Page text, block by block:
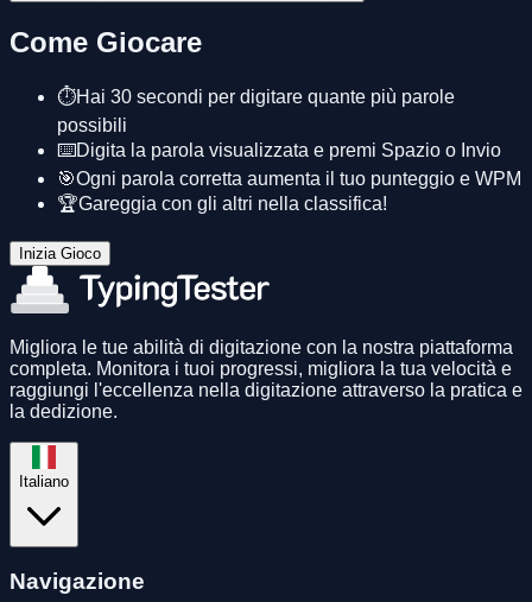
Come Giocare
⏱️Hai 30 secondi per digitare quante più parole
possibili
⌨️Digita la parola visualizzata e premi Spazio o Invio
🎯Ogni parola corretta aumenta il tuo punteggio e WPM
🏆Gareggia con gli altri nella classifica!
Inizia Gioco
Migliora le tue abilità di digitazione con la nostra piattaforma
completa. Monitora i tuoi progressi, migliora la tua velocità e
raggiungi l'eccellenza nella digitazione attraverso la pratica e
la dedizione.
Italiano
Navigazione